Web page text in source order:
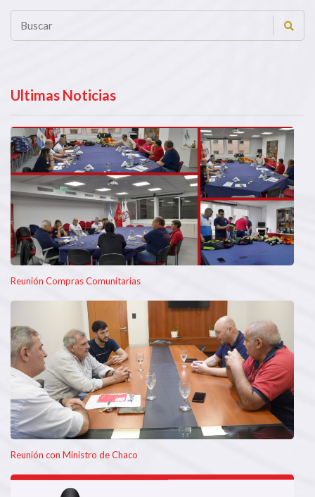
Ultimas Noticias
Reunión Compras Comunitarias
Reunión con Ministro de Chaco